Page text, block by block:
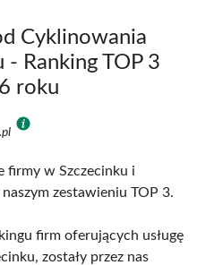
Cyklinowania
- Ranking TOP 3
roku
firmy w Szczecinku i
zestawieniu TOP 3.
firm oferujących usługę
zostały przez nas